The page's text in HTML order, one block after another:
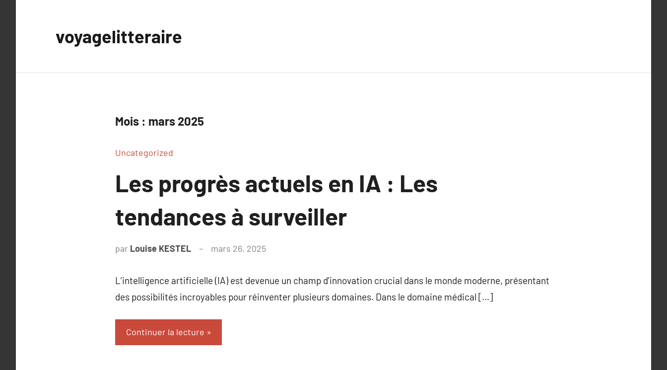
voyagelitteraire
Mois : mars 2025
Uncategorized
Les progrès actuels en IA : Les
tendances à surveiller
par Louise KESTEL mars 26, 2025
L’intelligence artificielle (IA) est devenue un champ d’innovation crucial dans le monde moderne, présentant
des possibilités incroyables pour réinventer plusieurs domaines. Dans le domaine médical […]
Continuer la lecture